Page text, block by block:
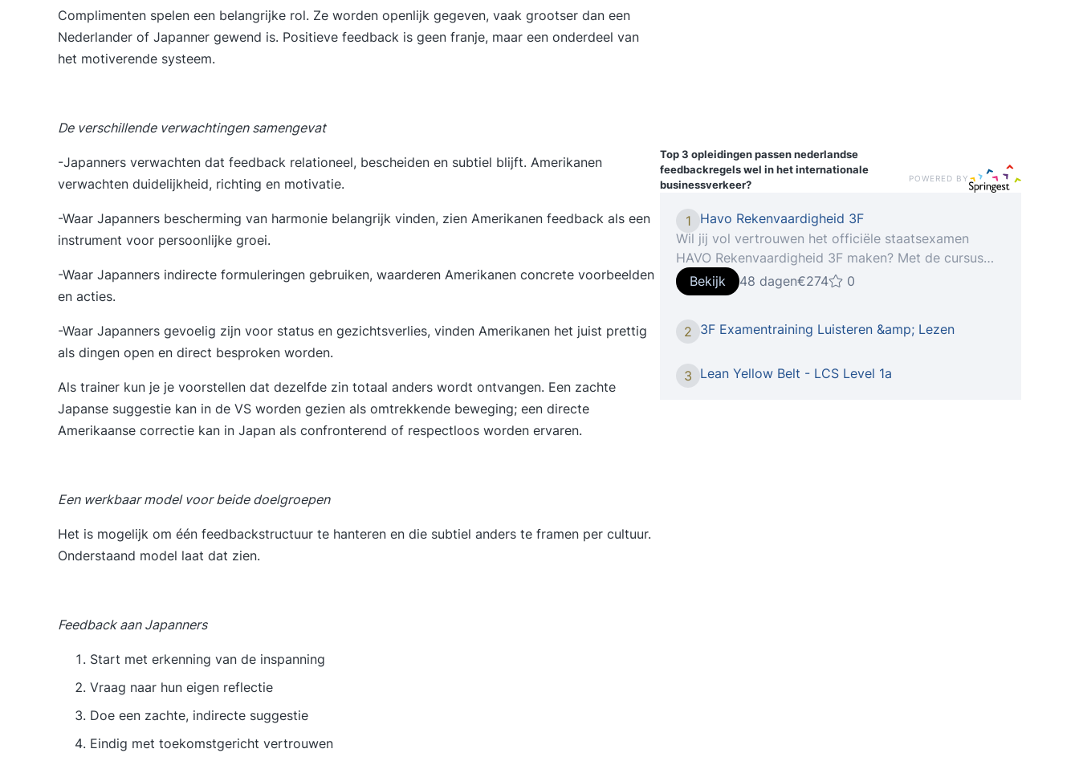
Complimenten spelen een belangrijke rol. Ze worden openlijk gegeven, vaak grootser dan een
Nederlander of Japanner gewend is. Positieve feedback is geen franje, maar een onderdeel van
het motiverende systeem.
De verschillende verwachtingen samengevat
-Japanners verwachten dat feedback relationeel, bescheiden en subtiel blijft. Amerikanen
verwachten duidelijkheid, richting en motivatie.
-Waar Japanners bescherming van harmonie belangrijk vinden, zien Amerikanen feedback als een
instrument voor persoonlijke groei.
-Waar Japanners indirecte formuleringen gebruiken, waarderen Amerikanen concrete voorbeelden
en acties.
-Waar Japanners gevoelig zijn voor status en gezichtsverlies, vinden Amerikanen het juist prettig
als dingen open en direct besproken worden.
Als trainer kun je je voorstellen dat dezelfde zin totaal anders wordt ontvangen. Een zachte
Japanse suggestie kan in de VS worden gezien als omtrekkende beweging; een directe
Amerikaanse correctie kan in Japan als confronterend of respectloos worden ervaren.
Een werkbaar model voor beide doelgroepen
Het is mogelijk om één feedbackstructuur te hanteren en die subtiel anders te framen per cultuur.
Onderstaand model laat dat zien.
Feedback aan Japanners
Start met erkenning van de inspanning
Vraag naar hun eigen reflectie
Doe een zachte, indirecte suggestie
Eindig met toekomstgericht vertrouwen
Top 3 opleidingenpassen nederlandse
feedbackregels wel in het internationale
businessverkeer?
POWERED BY
1
Havo Rekenvaardigheid 3F
Wil jij vol vertrouwen het officiële staatsexamen
HAVO Rekenvaardigheid 3F maken? Met de cursus
Rekenvaardigheid 3F krijg je alle esse... Haal het
officiële staatsexamen HAVO Rekenvaardigheid 3F
rekenen en je goed voorbereiden op het examen?
officiële staatsexamen op HAVO-niveau. De NHA-
Bekijk 48 dagen€274 0
2 3F Examentraining Luisteren &amp; Lezen
3 Lean Yellow Belt - LCS Level 1a